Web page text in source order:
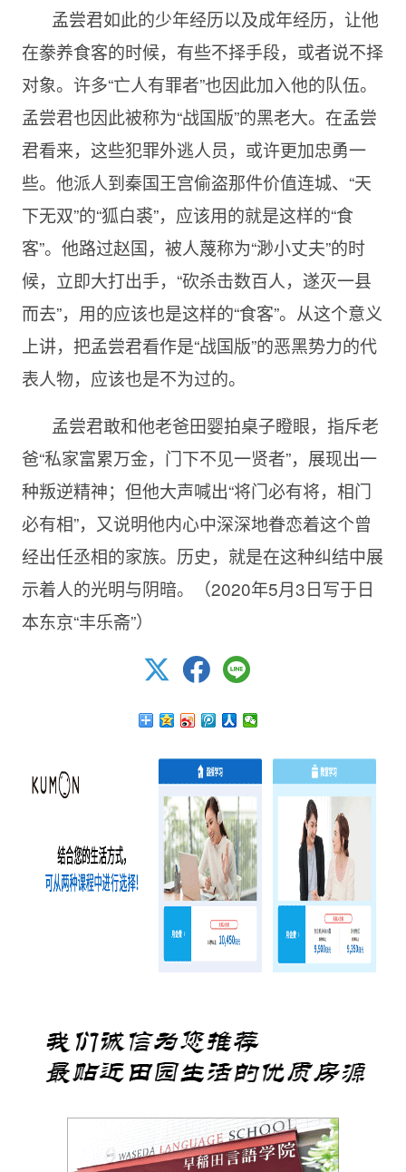
孟尝君如此的少年经历以及成年经历，让他
在豢养食客的时候，有些不择手段，或者说不择
对象。许多“亡人有罪者”也因此加入他的队伍。
孟尝君也因此被称为“战国版”的黑老大。在孟尝
君看来，这些犯罪外逃人员，或许更加忠勇一
些。他派人到秦国王宫偷盗那件价值连城、“天
下无双”的“狐白裘”，应该用的就是这样的“食
客”。他路过赵国，被人蔑称为“渺小丈夫”的时
候，立即大打出手，“砍杀击数百人，遂灭一县
而去”，用的应该也是这样的“食客”。从这个意义
上讲，把孟尝君看作是“战国版”的恶黑势力的代
表人物，应该也是不为过的。
孟尝君敢和他老爸田婴拍桌子瞪眼，指斥老
爸“私家富累万金，门下不见一贤者”，展现出一
种叛逆精神；但他大声喊出“将门必有将，相门
必有相”，又说明他内心中深深地眷恋着这个曾
经出任丞相的家族。历史，就是在这种纠结中展
示着人的光明与阴暗。（2020年5月3日写于日
本东京“丰乐斋”）